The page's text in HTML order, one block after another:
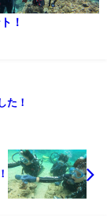
！
た！